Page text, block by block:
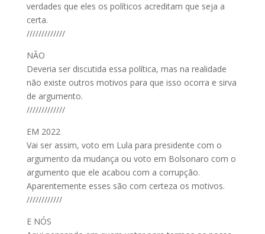
verdades que eles os políticos acreditam que seja a
certa.
/////////////
NÃO
Deveria ser discutida essa política, mas na realidade
não existe outros motivos para que isso ocorra e sirva
de argumento.
/////////////
EM 2022
Vai ser assim, voto em Lula para presidente com o
argumento da mudança ou voto em Bolsonaro com o
argumento que ele acabou com a corrupção.
Aparentemente esses são com certeza os motivos.
////////////
E NÓS